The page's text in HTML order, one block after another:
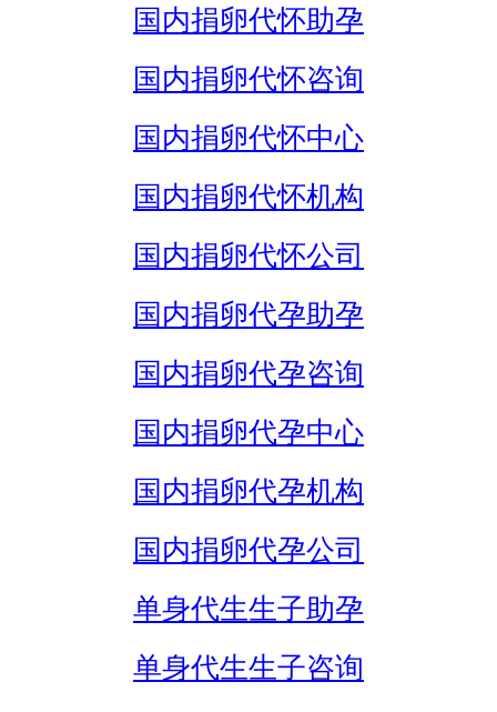
国内捐卵代怀助孕
国内捐卵代怀咨询
国内捐卵代怀中心
国内捐卵代怀机构
国内捐卵代怀公司
国内捐卵代孕助孕
国内捐卵代孕咨询
国内捐卵代孕中心
国内捐卵代孕机构
国内捐卵代孕公司
单身代生生子助孕
单身代生生子咨询